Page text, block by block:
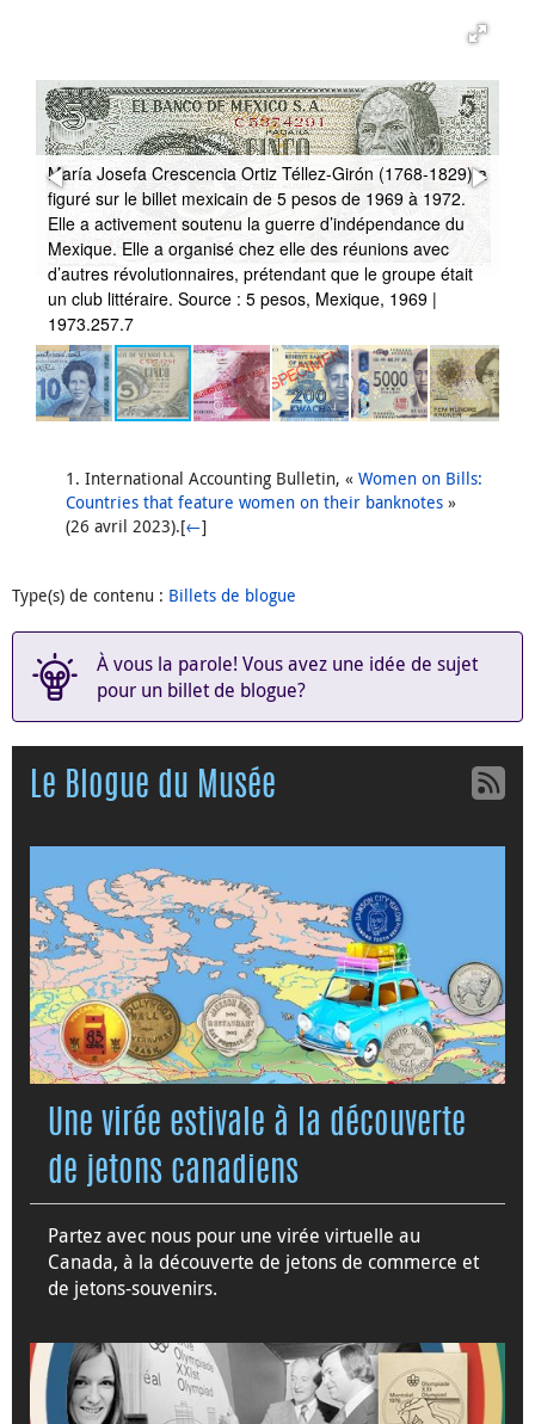
María Josefa Crescencia Ortiz Téllez-Girón (1768-1829) a
figuré sur le billet mexicain de 5 pesos de 1969 à 1972.
Elle a activement soutenu la guerre d’indépendance du
Mexique. Elle a organisé chez elle des réunions avec
d’autres révolutionnaires, prétendant que le groupe était
un club littéraire. Source : 5 pesos, Mexique, 1969 |
1973.257.7
Notes1. International Accounting Bulletin, «Women on Bills:
Countries that feature women on their banknotes »
(26 avril 2023).[←]
Type(s) de contenu : Billets de blogue
À vous la parole! Vous avez une idée de sujet
pour un billet de blogue?
Le Blogue du Musée
Une virée estivale à la découverte
de jetons canadiens
Partez avec nous pour une virée virtuelle au
Canada, à la découverte de jetons de commerce et
de jetons-souvenirs.